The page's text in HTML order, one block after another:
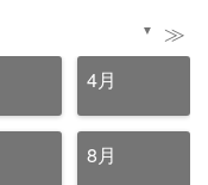
▼ ≫
4月
8月